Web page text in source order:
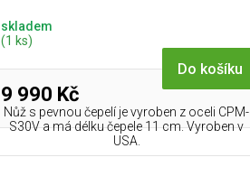
skladem
(1 ks)
9 990 Kč
Do košíku
Nůž s pevnou čepelí je vyroben z oceli CPM-
S30V a má délku čepele 11 cm. Vyroben v
USA.